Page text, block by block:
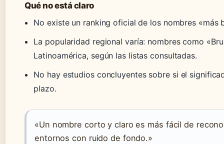
Qué no está claro
No existe un ranking oficial de los nombres
La popularidad regional varía: nombres como
Latinoamérica, según las listas consultadas.
No hay estudios concluyentes sobre si el
plazo.
«Un nombre corto y claro es más fácil de
entornos con ruido de fondo.»